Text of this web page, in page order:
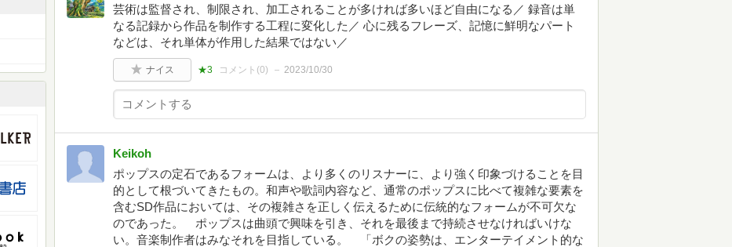
芸術は監督され、制限され、加工されることが多ければ多いほど自由になる／ 録音は単
なる記録から作品を制作する工程に変化した／ 心に残るフレーズ、記憶に鮮明なパート
などは、それ単体が作用した結果ではない／
ナイス ★3 コメント(0) 2023/10/30
Keikoh
ポップスの定石であるフォームは、より多くのリスナーに、より強く印象づけることを目
的として根づいてきたもの。和声や歌詞内容など、通常のポップスに比べて複雑な要素を
含むSD作品においては、その複雑さを正しく伝えるために伝統的なフォームが不可欠な
のであった。 ポップスは曲頭で興味を引き、それを最後まで持続させなければいけな
い。音楽制作者はみなそれを目指している。 「ボクの姿勢は、エンターテイメント的な